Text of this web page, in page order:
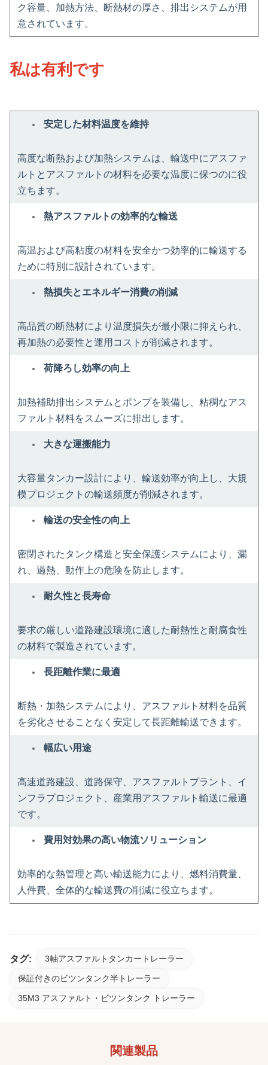
ク容量、加熱方法、断熱材の厚さ、排出システムが用
意されています。
私は有利です
安定した材料温度を維持
高度な断熱および加熱システムは、輸送中にアスファ
ルトとアスファルトの材料を必要な温度に保つのに役
立ちます。
熱アスファルトの効率的な輸送
高温および高粘度の材料を安全かつ効率的に輸送する
ために特別に設計されています。
熱損失とエネルギー消費の削減
高品質の断熱材により温度損失​​が最小限に抑えられ、
再加熱の必要性と運用コストが削減されます。
荷降ろし効率の向上
加熱補助排出システムとポンプを装備し、粘稠なアス
ファルト材料をスムーズに排出します。
大きな運搬能力
大容量タンカー設計により、輸送効率が向上し、大規
模プロジェクトの輸送頻度が削減されます。
輸送の安全性の向上
密閉されたタンク構造と安全保護システムにより、漏
れ、過熱、動作上の危険を防止します。
耐久性と長寿命
要求の厳しい道路建設環境に適した耐熱性と耐腐食性
の材料で製造されています。
長距離作業に最適
断熱・加熱システムにより、アスファルト材料を品質
を劣化させることなく安定して長距離輸送できます。
幅広い用途
高速道路建設、道路保守、アスファルトプラント、イ
ンフラプロジェクト、産業用アスファルト輸送に最適
です。
費用対効果の高い物流ソリューション
効率的な熱管理と高い輸送能力により、燃料消費量、
人件費、全体的な輸送費の削減に役立ちます。
タグ: 3軸アスファルトタンカートレーラー
保証付きのビツンタンク半トレーラー
35M3 アスファルト・ビツンタンク トレーラー
関連製品